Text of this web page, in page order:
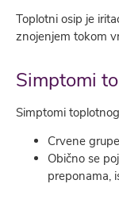
Toplotni osip je
znojenjem tokom
Simptomi
Simptomi
Crvene
Obično se
preponama,